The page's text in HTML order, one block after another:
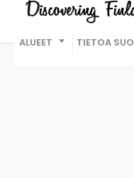
ALUEET TIETOA